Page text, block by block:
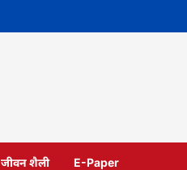
जीवन शैली E-Paper